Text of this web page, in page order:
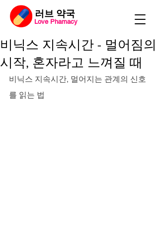
​러브 약국
Love Phamacy
비닉스 지속시간 - 멀어짐의
시작, 혼자라고 느껴질 때
비닉스 지속시간, 멀어지는 관계의 신호
를 읽는 법